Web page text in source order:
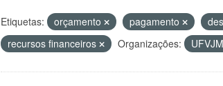
Etiquetas: orçamento pagamento
recursos financeiros
Organizações: UFVJM